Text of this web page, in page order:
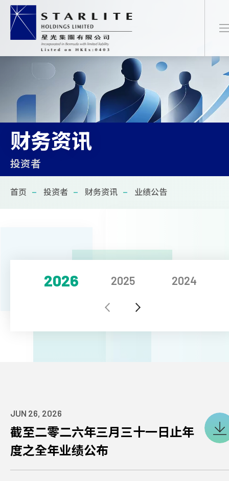
财务资讯
投资者
首页 投资者 财务资讯 业绩公告
2026 2025 2024
JUN 26, 2026
截至二零二六年三月三十一日止年
度之全年业绩公布
繁
首页
关于我们
首席执行官
董事会